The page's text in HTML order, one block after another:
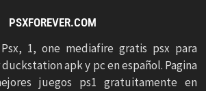
PSXFOREVER.COM
Psx, 1, one mediafire gratis psx para
apk y pc en español. Pagina
juegos ps1 gratuitamente en